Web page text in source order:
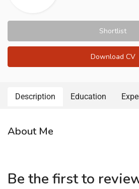
Shortlist
Download CV
Description Education
About Me
Be the first to